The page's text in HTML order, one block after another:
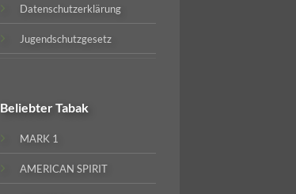
Datenschutzerklärung
Jugendschutzgesetz
BeliebterTabak
MARK 1
AMERICAN SPIRIT